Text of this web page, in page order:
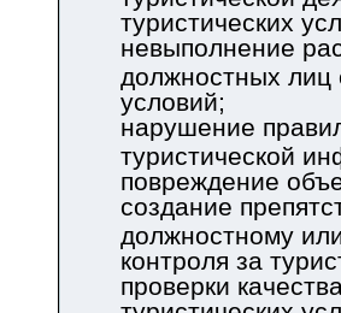
туристических
невыполнение
должностных
условий;
нарушение
туристической
повреждение
создание
должностному
контроля за
проверки